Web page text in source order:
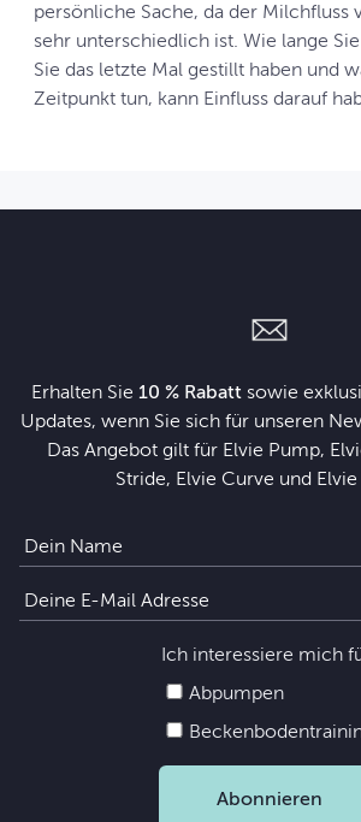
persönliche Sache, da der Milchfluss
sehr unterschiedlich ist. Wie lange
Sie das letzte Mal gestillt haben und
Zeitpunkt tun, kann Einfluss darauf
Erhalten Sie 10 % Rabattsowie
Updates, wenn Sie sich für unseren
Das Angebot gilt für Elvie Pump,
Stride, Elvie Curve und Elvie
Ich interessiere mich
Abpumpen
Abonnieren